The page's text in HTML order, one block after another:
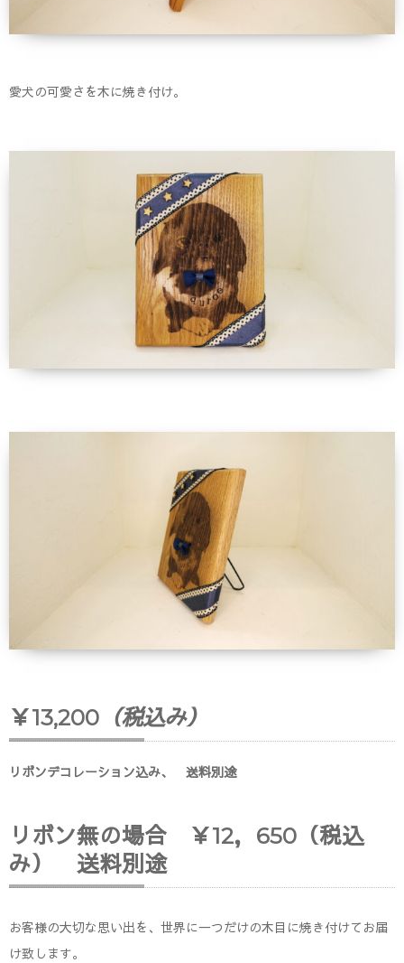
愛犬の可愛さを木に焼き付け。
￥13,200 （税込み）
リボンデコレーション込み、 送料別途
リボン無の場合 ￥12，650（税込
み） 送料別途
お客様の大切な思い出を、世界に一つだけの木目に焼き付けてお届
け致します。